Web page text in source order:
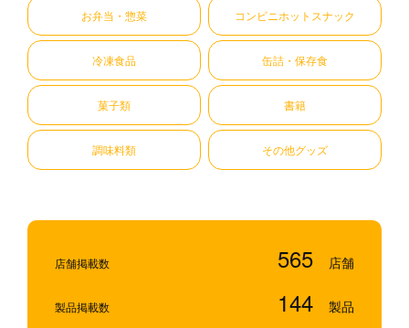
お弁当・惣菜 コンビニホットスナック
冷凍食品 缶詰・保存食
菓子類 書籍
調味料類 その他グッズ
店舗掲載数 565
製品掲載数 144